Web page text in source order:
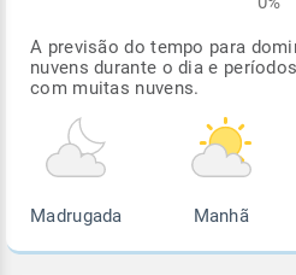
A previsão do tempo para
nuvens durante o dia e
com muitas nuvens.
Madrugada Manhã